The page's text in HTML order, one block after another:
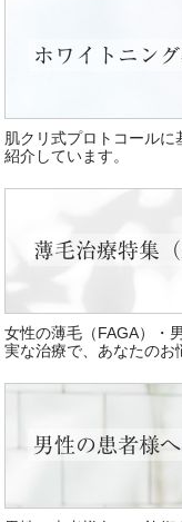
ホワイトニン
肌クリ式プロトコール
紹介しています。
薄毛治療特集
女性の薄毛（FAGA）・
実な治療で、あなたのお
男性の患者様へ